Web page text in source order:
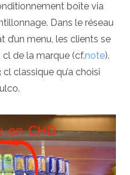
boîte via
Dans le réseau
d’un menu, les clients se
de la marque (cf.note).
cl classique qu’a choisi